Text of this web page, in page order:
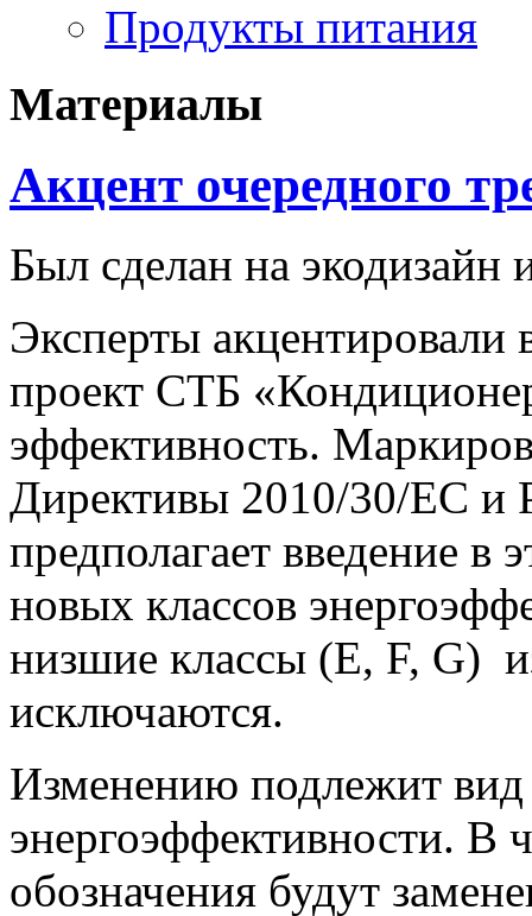
Продукты питания
Материалы
Акцент очередного
Был сделан на экодизайн
Эксперты акцентировали
проект СТБ
эффективность.
Директивы 2010/30/ЕС и
предполагает введение в
новых классов
низшие классы (E, F, G)
исключаются.
Изменению подлежит вид
энергоэффективности. В
обозначения будут